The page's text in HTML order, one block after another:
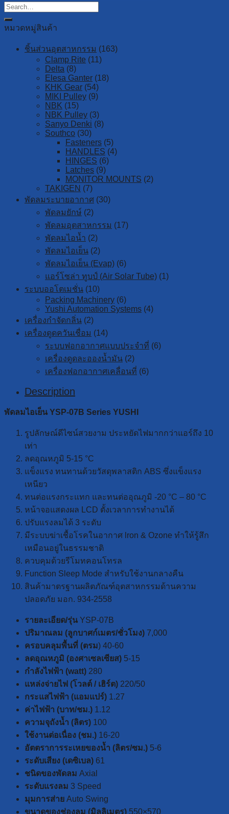
หมวดหมู่สินค้า
ชิ้นส่วนอุตสาหกรรม (163)
Clamp Rite (11)
Delta (8)
Elesa Ganter (18)
KHK Gear (54)
MIKI Pulley (9)
NBK (15)
NBK Pulley (3)
Sanyo Denki (8)
Southco (30)
Fasteners (5)
HANDLES (4)
HINGES (6)
Latches (9)
MONITOR MOUNTS (2)
TAKIGEN (7)
พัดลมระบายอากาศ (30)
พัดลมยักษ์ (2)
พัดลมอุตสาหกรรม (17)
พัดลมไอน้ำ (2)
พัดลมไอเย็น (2)
พัดลมไอเย็น (Evap) (6)
แอร์โซล่า ทูบป์ (Air Solar Tube) (1)
ระบบออโตเมชั่น (10)
Packing Machinery (6)
Yushi Automation Systems (4)
เครื่องกำจัดกลิ่น (2)
เครื่องดูดควันเชื่อม (14)
ระบบฟอกอากาศแบบประจำที่ (6)
เครื่องดูดละอองน้ำมัน (2)
เครื่องฟอกอากาศเคลื่อนที่ (6)
Description
พัดลมไอเย็น YSP-07B Series YUSHI
รูปลักษณ์ดีไซน์สวยงาม ประหยัดไฟมากกว่าแอร์ถึง 10
เท่า
ลดอุณหภูมิ 5-15 °C
แข็งแรง ทนทานด้วยวัสดุพลาสติก ABS ซึ่งแข็งแรง
เหนียว
ทนต่อแรงกระแทก และทนต่ออุณภูมิ -20 °C – 80 °C
หน้าจอแสดงผล LCD ตั้งเวลาการทำงานได้
ปรับแรงลมได้ 3 ระดับ
มีระบบฆ่าเชื้อโรคในอากาศ lron & Ozone ทำให้รู้สึก
เหมือนอยู่ในธรรมชาติ
ควบคุมด้วยรีโมทคอนโทรล
Function Sleep Mode สำหรับใช้งานกลางคืน
สินค้ามาตรฐานผลิตภัณฑ์อุตสาหกรรมด้านความ
ปลอดภัย มอก. 934-2558
รายละเอียด/รุ่น YSP-07B
ปริมาณลม (ลูกบาศก์เมตร/ชั่วโมง) 7,000
ครอบคลุมพื้นที่ (ตรม) 40-60
ลดอุณหภูมิ (องศาเซลเซียส) 5-15
กำลังไฟฟ้า (watt) 280
แหล่งจ่ายไฟ (โวลต์ / เฮิร์ต) 220/50
กระแสไฟฟ้า (แอมแปร์) 1.27
ค่าไฟฟ้า (บาท/ชม.) 1.12
ความจุถังน้ำ (ลิตร) 100
ใช้งานต่อเนื่อง (ชม.) 16-20
อัตตราการระเหยของน้ำ (ลิตร/ซม.) 5-6
ระดับเสียง (เดซิเบล) 61
ชนิดของพัดลม Axial
ระดับแรงลม 3 Speed
มุมการส่าย Auto Swing
ขนาดของช่องลม (มิลลิเมตร) 550×570